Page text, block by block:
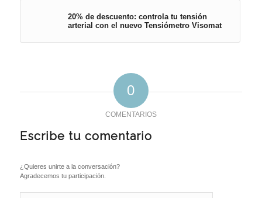
20% de descuento: controla tu tensión
arterial con el nuevo Tensiómetro Visomat
0
COMENTARIOS
Escribe tu comentario
¿Quieres unirte a la conversación?
Agradecemos tu participación.